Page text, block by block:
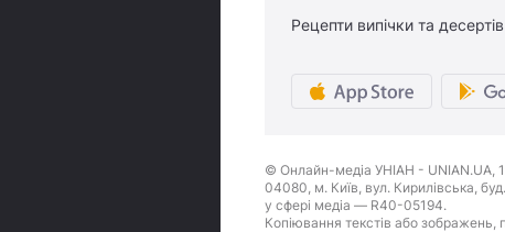
Рецепти випічки та
© Онлайн-медіа УНІАН - UNIAN.UA,
04080, м. Київ, вул. Кирилівська,
у сфері медіа — R40-05194.
Копіювання текстів або зображень,